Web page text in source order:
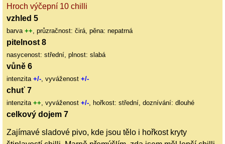
Hroch výčepní 10 chilli
vzhled 5
barva ++ , průzračnost: čirá, pěna: nepatrná
pitelnost 8
nasycenost: střední, plnost: slabá
vůně 6
intenzita +/- , vyváženost +/-
chuť 7
intenzita ++ , vyváženost +/- , hořkost: střední, doznívání: dlouhé
celkový dojem 7
Zajímavé sladové pivo, kde jsou tělo i hořkost kryty